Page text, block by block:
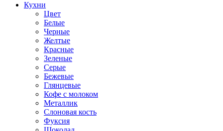
Кухни
Цвет
Белые
Черные
Желтые
Красные
Зеленые
Серые
Бежевые
Глянцевые
Кофе с молоком
Металлик
Слоновая кость
Фуксия